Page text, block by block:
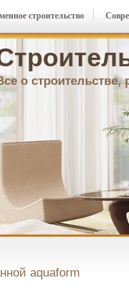
о строительстве,
строительство
aquaform